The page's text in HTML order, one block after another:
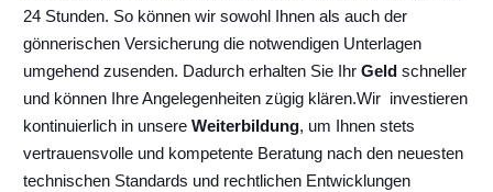
24 Stunden. So können wir sowohl Ihnen als auch der
gönnerischen Versicherung die notwendigen Unterlagen
umgehend zusenden. Dadurch erhalten Sie Ihr Geld schneller
und können Ihre Angelegenheiten zügig klären.Wir investieren
kontinuierlich in unsere Weiterbildung, um Ihnen stets
vertrauensvolle und kompetente Beratung nach den neuesten
technischen Standards und rechtlichen Entwicklungen